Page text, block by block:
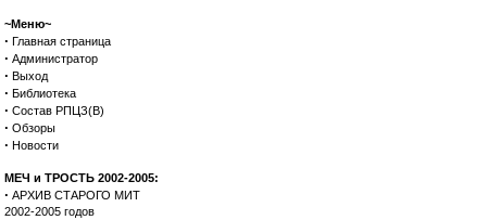
~Меню~
· Главная страница
· Администратор
· Выход
· Библиотека
· Состав РПЦЗ(В)
· Обзоры
· Новости
МЕЧ и ТРОСТЬ 2002-2005:
· АРХИВ СТАРОГО МИТ
2002-2005 годов